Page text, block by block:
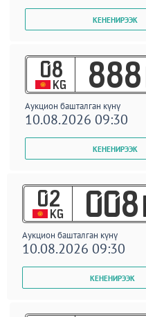
08
KG 888
Аукцион башталган күнү
10.08.2026 09:30
02
KG 008
Аукцион башталган күнү
10.08.2026 09:30